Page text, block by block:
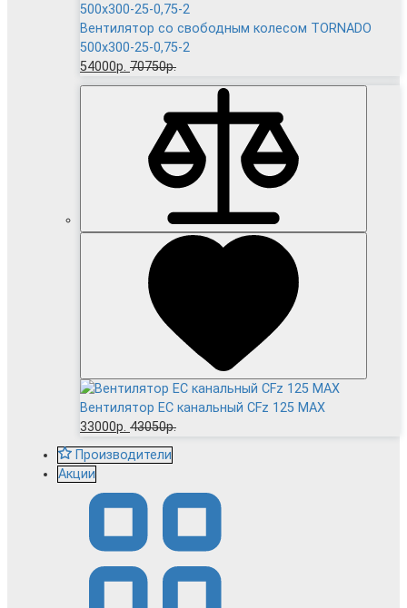
Вентилятор cо свободным колесом TORNADO
500x300-25-0,75-2
54000р. 70750р.
Вентилятор EC канальный CFz 125 MAX
33000р. 43050р.
Производители
Акции